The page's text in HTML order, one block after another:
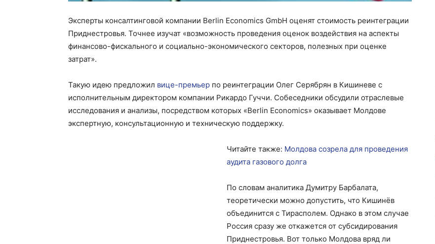
Эксперты консалтинговой компании Berlin Economics GmbH оценят стоимость реинтеграции
Приднестровья. Точнее изучат «возможность проведения оценок воздействия на аспекты
финансово-фискального и социально-экономического секторов, полезных при оценке
затрат».
Такую идею предложил вице-премьер по реинтеграции Олег Серябрян в Кишиневе с
исполнительным директором компании Рикардо Гуччи. Собеседники обсудили отраслевые
исследования и анализы, посредством которых «Berlin Economics» оказывает Молдове
экспертную, консультационную и техническую поддержку.
Читайте также: Молдова созрела для проведения
аудита газового долга
По словам аналитика Думитру Барбалата,
теоретически можно допустить, что Кишинёв
объединится с Тирасполем. Однако в этом случае
Россия сразу же откажется от субсидирования
Приднестровья. Вот только Молдова вряд ли